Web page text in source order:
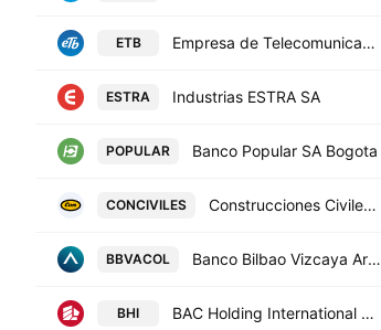
ETB Empresa de Telecomunicaciones de Bogota SA ESP
ESTRA Industrias ESTRA SA
POPULAR Banco Popular SA Bogota
CONCIVILES Construcciones Civiles SA
BBVACOL Banco Bilbao Vizcaya Argentaria Colombia SA Class B
BHI BAC Holding International Corp